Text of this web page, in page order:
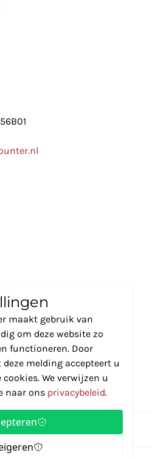
maakt gebruik van
om deze website zo
functioneren. Door
melding accepteert u
We verwijzen u
naar ons privacybeleid.